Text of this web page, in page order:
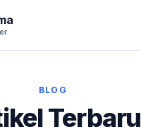
BLOG
Terbaru